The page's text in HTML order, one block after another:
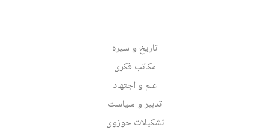
تاریخ و سیره
مکاتب فکری
علم و اجتهاد
تدبیر و سیاست
تشکیلات حوزوی